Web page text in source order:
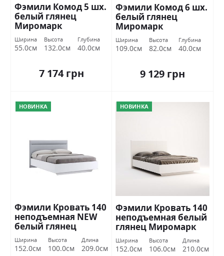
Фэмили Комод 5 шх.
белый глянец
Миромарк
Ширина
55.0см
Высота
132.0см
Глубина
40.0см
7 174 грн
Фэмили Комод 6 шх.
белый глянец
Миромарк
Ширина
109.0см
Высота
82.0см
Глубина
40.0см
9 129 грн
НОВИНКА
Фэмили Кровать 140
неподъемная NEW
белый глянец
Миромарк
Ширина
152.0см
Высота
100.0см
Длина
209.0см
НОВИНКА
Фэмили Кровать 140
неподъемная белый
глянец Миромарк
Ширина
152.0см
Высота
106.0см
Длина
210.0см